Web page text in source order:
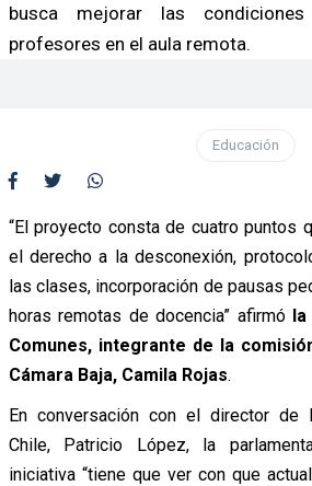
busca mejorar las
profesores en el aula remota.
Educación
“El proyecto consta de cuatro puntos
el derecho a la desconexión,
las clases, incorporación de pausas
horas remotas de docencia” afirmó la
Comunes, integrante de la
Cámara Baja, Camila Rojas.
En conversación con el director de
Chile, Patricio López, la
iniciativa “tiene que ver con que